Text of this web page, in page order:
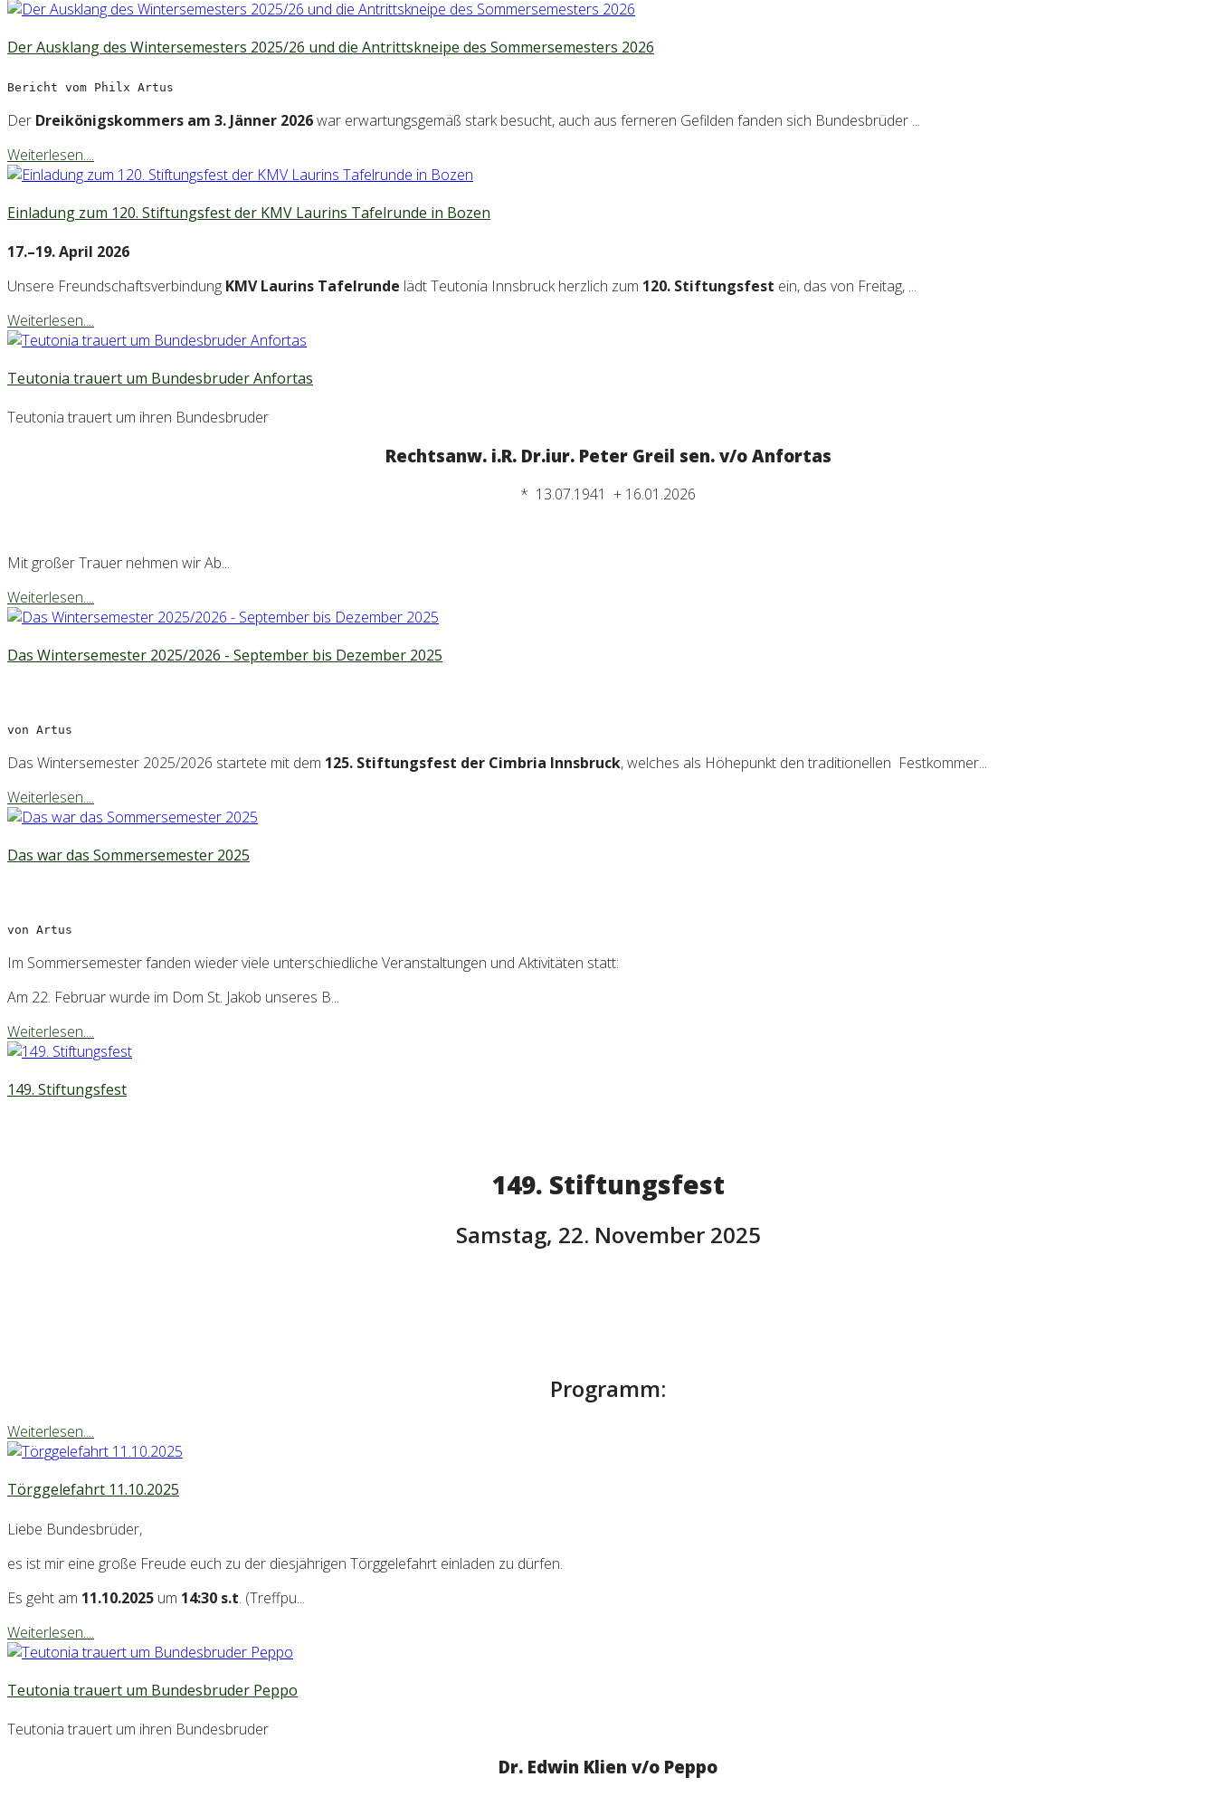
Der Ausklang des Wintersemesters 2025/26 und die Antrittskneipe des Sommersemesters 2026
Bericht vom Philx Artus
Der Dreikönigskommers am 3. Jänner 2026war erwartungsgemäß stark besucht, auch aus ferneren Gefilden fanden sich Bundesbrüder ...
Weiterlesen....
Einladung zum 120. Stiftungsfest der KMV Laurins Tafelrunde in Bozen
17.–19. April 2026
Unsere Freundschaftsverbindung KMV Laurins Tafelrunde lädt Teutonia Innsbruck herzlich zum 120. Stiftungsfest ein, das von Freitag, ...
Weiterlesen....
Teutonia trauert um Bundesbruder Anfortas
Teutonia trauert um ihren Bundesbruder
Rechtsanw. i.R. Dr.iur. Peter Greil sen. v/o Anfortas
* 13.07.1941 + 16.01.2026
Mit großer Trauer nehmen wir Ab...
Weiterlesen....
Das Wintersemester 2025/2026 - September bis Dezember 2025
von Artus
Das Wintersemester 2025/2026 startete mit dem 125. Stiftungsfest der Cimbria Innsbruck, welches als Höhepunkt den traditionellen Festkommer...
Weiterlesen....
Das war das Sommersemester 2025
von Artus
Im Sommersemester fanden wieder viele unterschiedliche Veranstaltungen und Aktivitäten statt:
Am 22. Februar wurde im Dom St. Jakob unseres B...
Weiterlesen....
149. Stiftungsfest
149. Stiftungsfest
Samstag, 22. November 2025
Programm:
Weiterlesen....
Törggelefahrt 11.10.2025
Liebe Bundesbrüder,
es ist mir eine große Freude euch zu der diesjährigen Törggelefahrt einladen zu dürfen.
Es geht am 11.10.2025 um 14:30 s.t. (Treffpu...
Weiterlesen....
Teutonia trauert um Bundesbruder Peppo
Teutonia trauert um ihren Bundesbruder
Dr. Edwin Klien v/o Peppo